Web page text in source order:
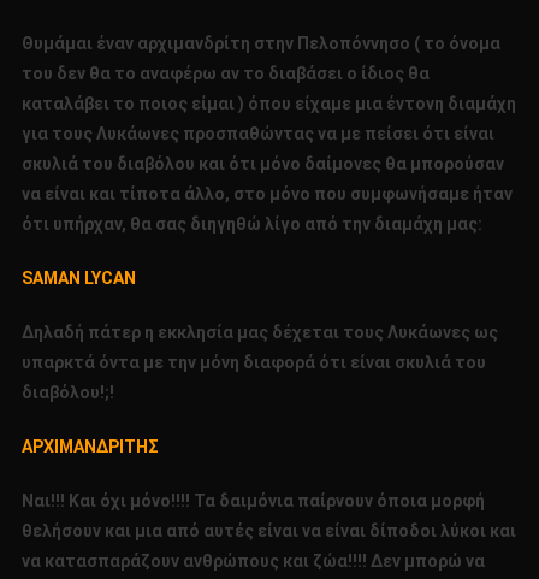
Θυμάμαι έναν αρχιμανδρίτη στην Πελοπόννησο ( το όνομα
του δεν θα το αναφέρω αν το διαβάσει ο ίδιος θα
καταλάβει το ποιος είμαι ) όπου είχαμε μια έντονη διαμάχη
για τους Λυκάωνες προσπαθώντας να με πείσει ότι είναι
σκυλιά του διαβόλου και ότι μόνο δαίμονες θα μπορούσαν
να είναι και τίποτα άλλο, στο μόνο που συμφωνήσαμε ήταν
ότι υπήρχαν, θα σας διηγηθώ λίγο από την διαμάχη μας:
SAMAN LYCAN
Δηλαδή πάτερ η εκκλησία μας δέχεται τους Λυκάωνες ως
υπαρκτά όντα με την μόνη διαφορά ότι είναι σκυλιά του
διαβόλου!;!
ΑΡΧΙΜΑΝΔΡΙΤΗΣ
Ναι!!! Και όχι μόνο!!!! Τα δαιμόνια παίρνουν όποια μορφή
θελήσουν και μια από αυτές είναι να είναι δίποδοι λύκοι και
να κατασπαράζουν ανθρώπους και ζώα!!!! Δεν μπορώ να